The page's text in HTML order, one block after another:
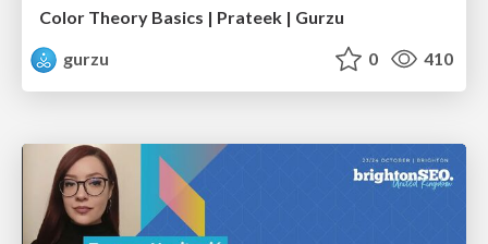
Color Theory Basics | Prateek | Gurzu
gurzu
0 410